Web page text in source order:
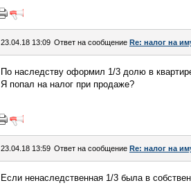
23.04.18 13:09 Ответ на сообщение Re: налог на
По наследству оформил 1/3 долю в
Я попал на налог при продаже?
23.04.18 13:59 Ответ на сообщение Re: налог на
Если ненаследственная 1/3 была в